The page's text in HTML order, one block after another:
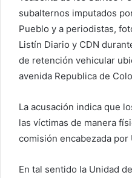
subalternos imputados
Pueblo y a periodistas,
Listín Diario y CDN
de retención vehicular
avenida Republica de
La acusación indica que
las víctimas de manera
comisión encabezada
En tal sentido la Unidad